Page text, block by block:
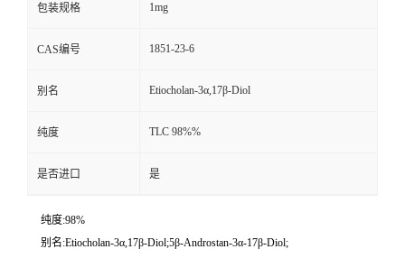
包装规格 1mg
CAS编号 1851-23-6
别名 Etiocholan-3α,17β-Diol
纯度 TLC 98%%
是否进口 是
纯度:98%
别名:Etiocholan-3α,17β-Diol;5β-Androstan-3α-17β-Diol;